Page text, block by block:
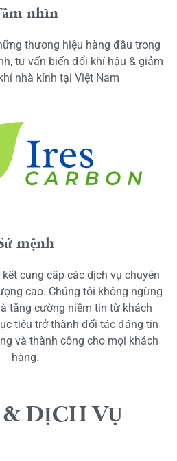
nhìn
thương hiệu hàng đầu trong
tư vấn biến đổi khí hậu & giảm
nhà kính tại Việt Nam
mệnh
cung cấp các dịch vụ chuyên
cao. Chúng tôi không ngừng
tăng cường niềm tin từ khách
tiêu trở thành đối tác đáng tin
và thành công cho mọi khách
hàng.
DỊCH VỤ